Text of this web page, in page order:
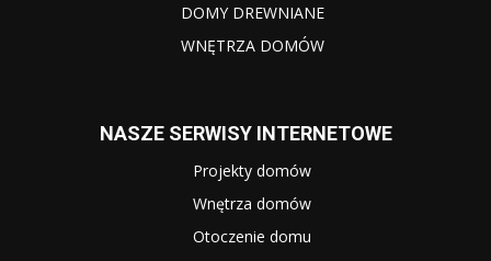
DOMY DREWNIANE
WNĘTRZA DOMÓW
NASZE SERWISY INTERNETOWE
Projekty domów
Wnętrza domów
Otoczenie domu